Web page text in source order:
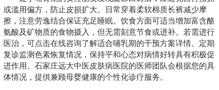
或滥用偏方，防止皮损扩大。日常穿着柔软棉质长裤减少摩
擦，注意劳逸结合保证充足睡眠。饮食方面可适当增加富含酪
氨酸及矿物质的食物摄入，但无需刻意节食或进补。若需进行
医治，可点击在线咨询了解适合哺乳期的干预方案详情。定期
复诊监测色素恢复情况，保持平和心态对病情好转具有积极促
进作用。石家庄远大中医皮肤病医院的医师团队会根据您的具
体情况，提供兼顾母婴健康的个性化诊疗服务。